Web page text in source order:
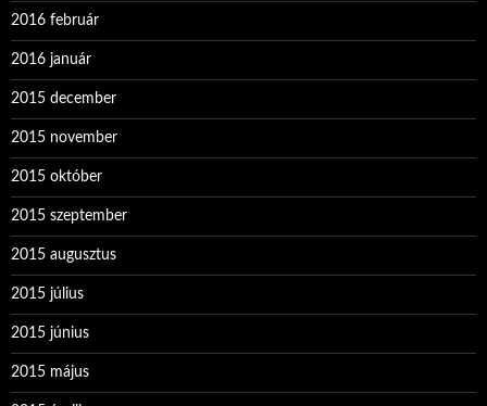
2016 február
2016 január
2015 december
2015 november
2015 október
2015 szeptember
2015 augusztus
2015 július
2015 június
2015 május